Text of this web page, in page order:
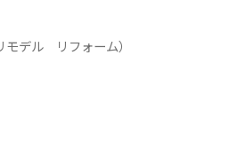
モデル リフォーム）